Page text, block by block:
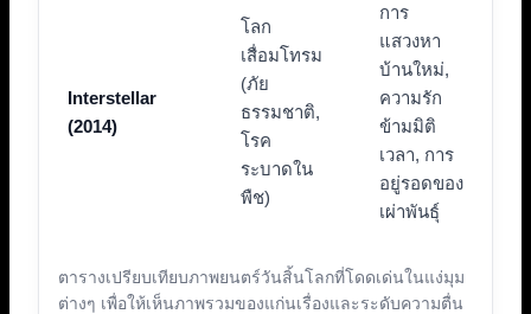
ตารางเปรียบเทียบภาพยนตร์วันสิ้นโลกที่โดดเด่นในแง่มุม
ต่างๆ เพื่อให้เห็นภาพรวมของแก่นเรื่องและระดับความตื่น
Interstellar
(2014)
โลก
เสื่อมโทรม
(ภัย
ธรรมชาติ,
โรค
ระบาดใน
พืช)
การ
แสวงหา
บ้านใหม่,
ความรัก
ข้ามมิติ
เวลา, การ
อยู่รอดของ
เผ่าพันธุ์